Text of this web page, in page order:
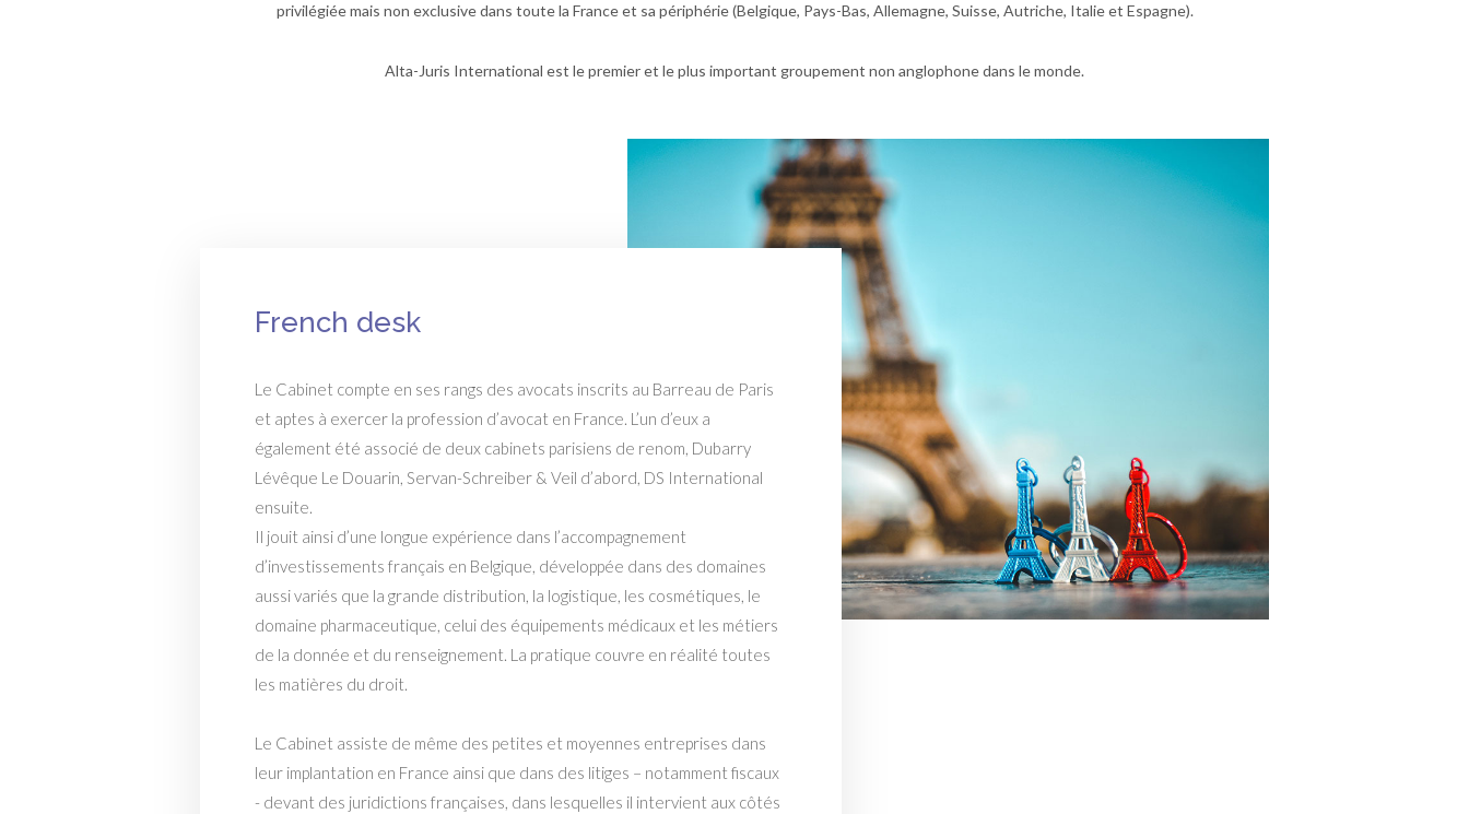
privilégiée mais non exclusive dans toute la France et sa périphérie (Belgique, Pays-Bas, Allemagne, Suisse, Autriche, Italie et Espagne).
Alta-Juris International est le premier et le plus important groupement non anglophone dans le monde.
French desk
Le Cabinet compte en ses rangs des avocats inscrits au Barreau de Paris
et aptes à exercer la profession d’avocat en France. L’un d’eux a
également été associé de deux cabinets parisiens de renom, Dubarry
Lévêque Le Douarin, Servan-Schreiber & Veil d’abord, DS International
ensuite.
Il jouit ainsi d’une longue expérience dans l’accompagnement
d’investissements français en Belgique, développée dans des domaines
aussi variés que la grande distribution, la logistique, les cosmétiques, le
domaine pharmaceutique, celui des équipements médicaux et les métiers
de la donnée et du renseignement. La pratique couvre en réalité toutes
les matières du droit.
Le Cabinet assiste de même des petites et moyennes entreprises dans
leur implantation en France ainsi que dans des litiges – notamment fiscaux
- devant des juridictions françaises, dans lesquelles il intervient aux côtés